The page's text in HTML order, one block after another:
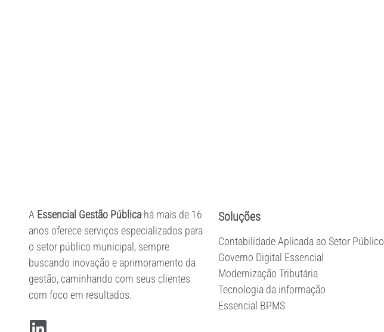
A Essencial Gestão Pública há mais de 16
anos oferece serviços especializados para
o setor público municipal, sempre
buscando inovação e aprimoramento da
gestão, caminhando com seus clientes
com foco em resultados.
Soluções
Contabilidade Aplicada ao Setor Público
Governo Digital Essencial
Modernização Tributária
Tecnologia da informação
Essencial BPMS